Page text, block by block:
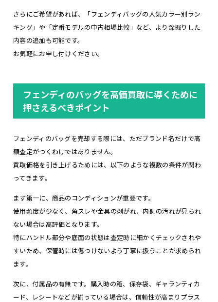
さらにご希望があれば、「フェンディバッグの人気カラー別ラン
キング」や「定番モデルの中古相場比較」など、より深掘りした
内容の追加も可能です。
お気軽にお申し付けください。
フェンディのバッグを高価買取に導くために
押さえるべきポイント
フェンディのバッグを売却する際には、ただブランド名だけで高
額査定がつくわけではありません。
買取価格を引き上げるためには、以下のような複数の条件が関わ
ってきます。
まず第一に、商品のコンディションが重要です。
使用頻度が少なく、角スレや金具の剥がれ、内側の汚れが見られ
ない場合は高評価となります。
特にハンドル部分や底面の状態は査定時に細かくチェックされや
すいため、保管時には傷つけないよう丁寧に扱うことが求められ
ます。
次に、付属品の有無です。購入時の箱、保存袋、ギャランティカ
ード、レシートなどが揃っている場合は、信頼性が高まりプラス